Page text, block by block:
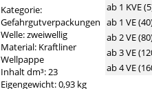
Kategorie:
Gefahrgutverpackungen
Welle: zweiwellig
Material: Kraftliner
Wellpappe
Inhalt dm³: 23
Eigengewicht: 0,93 kg
ab 1 KVE
ab 1 VE
ab 2 VE
ab 3 VE
ab 4 VE